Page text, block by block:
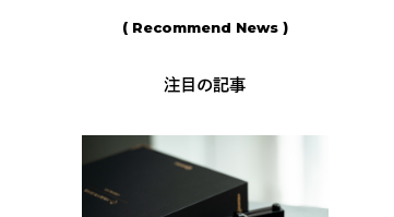
( Recommend News )
注目の記事